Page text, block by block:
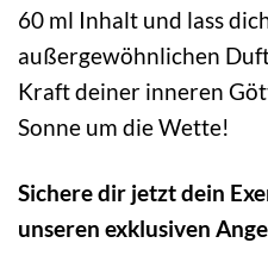
60 ml Inhalt und lass
außergewöhnlichen
Kraft deiner inneren
Sonne um die Wette!
Sichere dir jetzt dein
unseren exklusiven